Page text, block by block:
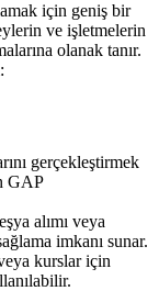
için geniş bir
ve işletmelerin
olanak tanır.
gerçekleştirmek
GAP
alımı veya
imkanı sunar.
kurslar için